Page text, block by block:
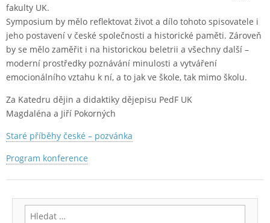
fakulty UK.
Symposium by mělo reflektovat život a dílo tohoto spisovatele i
jeho postavení v české společnosti a historické paměti. Zároveň
by se mělo zaměřit i na historickou beletrii a všechny další –
moderní prostředky poznávání minulosti a vytváření
emocionálního vztahu k ní, a to jak ve škole, tak mimo školu.
Za Katedru dějin a didaktiky dějepisu PedF UK
Magdaléna a Jiří Pokorných
Staré příběhy české – pozvánka
Program konference
Vyhledávání